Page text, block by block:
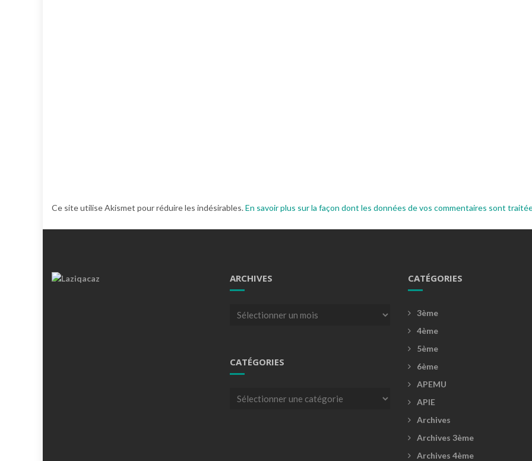
Ce site utilise Akismet pour réduire les indésirables.En savoir plus sur la façon dont les données de vos commentaires sont
ARCHIVES
Archives
CATÉGORIES
Catégories
CATÉGORIES
3ème
4ème
5ème
6ème
APEMU
APIE
Archives
Archives 3ème
Archives 4ème